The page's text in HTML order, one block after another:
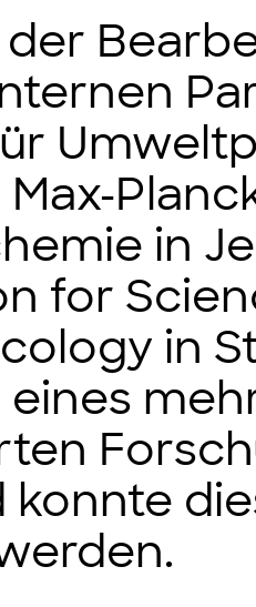
der
in
for
in
eines
konnte